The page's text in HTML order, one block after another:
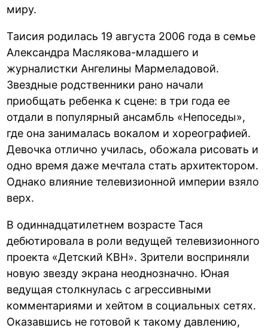
миру.
Таисия родилась 19 августа 2006 года в семье
Александра Маслякова-младшего и
журналистки Ангелины Мармеладовой.
Звездные родственники рано начали
приобщать ребенка к сцене: в три года ее
отдали в популярный ансамбль «Непоседы»,
где она занималась вокалом и хореографией.
Девочка отлично училась, обожала рисовать и
одно время даже мечтала стать архитектором.
Однако влияние телевизионной империи взяло
верх.
В одиннадцатилетнем возрасте Тася
дебютировала в роли ведущей телевизионного
проекта «Детский КВН». Зрители восприняли
новую звезду экрана неоднозначно. Юная
ведущая столкнулась с агрессивными
комментариями и хейтом в социальных сетях.
Оказавшись не готовой к такому давлению,